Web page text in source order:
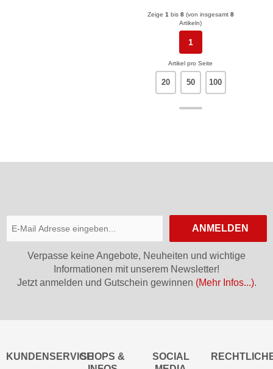
Zeige 1 bis 8(von insgesamt 8
Artikeln)
1
Artikel pro Seite
20 50 100
ANMELDEN
Verpasse keine Angebote, Neuheiten und wichtige
Informationen mit unserem Newsletter!
Jetzt anmelden und Gutschein gewinnen (Mehr Infos...).
KUNDENSERVICESHOPS &
SOCIAL